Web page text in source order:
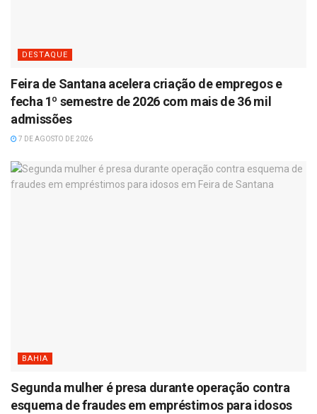
DESTAQUE
Feira de Santana acelera criação de empregos e
fecha 1º semestre de 2026 com mais de 36 mil
admissões
7 DE AGOSTO DE 2026
BAHIA
Segunda mulher é presa durante operação contra
esquema de fraudes em empréstimos para idosos